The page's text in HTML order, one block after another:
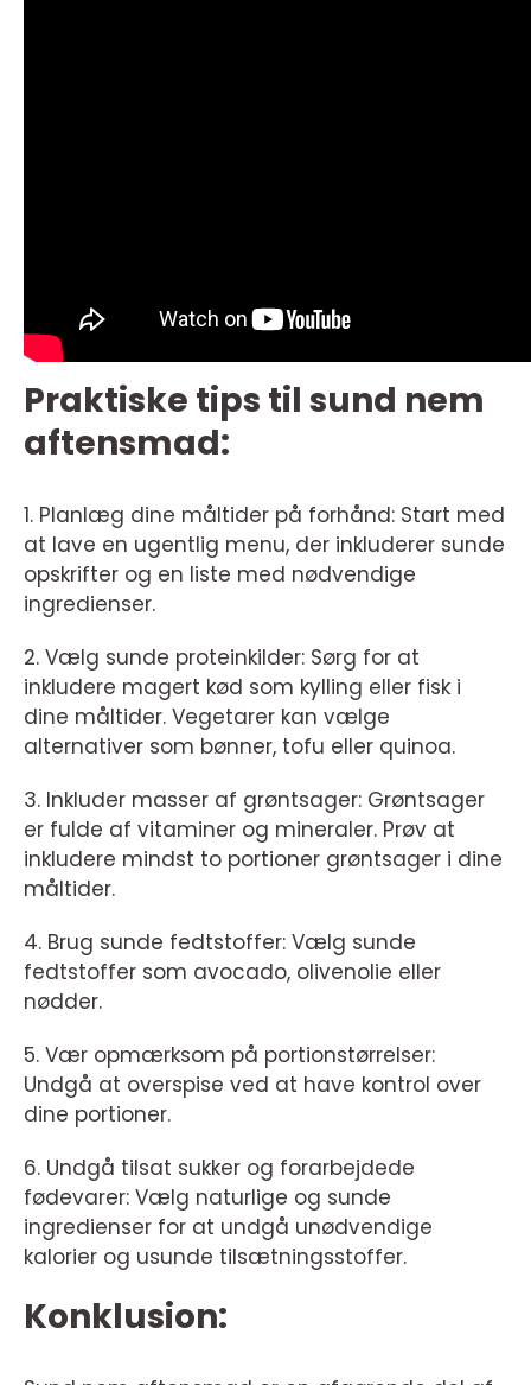
Praktiske tips til sund nem
aftensmad:
1. Planlæg dine måltider på forhånd: Start med
at lave en ugentlig menu, der inkluderer sunde
opskrifter og en liste med nødvendige
ingredienser.
2. Vælg sunde proteinkilder: Sørg for at
inkludere magert kød som kylling eller fisk i
dine måltider. Vegetarer kan vælge
alternativer som bønner, tofu eller quinoa.
3. Inkluder masser af grøntsager: Grøntsager
er fulde af vitaminer og mineraler. Prøv at
inkludere mindst to portioner grøntsager i dine
måltider.
4. Brug sunde fedtstoffer: Vælg sunde
fedtstoffer som avocado, olivenolie eller
nødder.
5. Vær opmærksom på portionstørrelser:
Undgå at overspise ved at have kontrol over
dine portioner.
6. Undgå tilsat sukker og forarbejdede
fødevarer: Vælg naturlige og sunde
ingredienser for at undgå unødvendige
kalorier og usunde tilsætningsstoffer.
Konklusion: